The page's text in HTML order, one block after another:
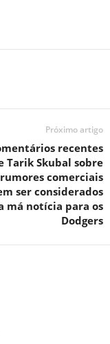
Próximo artigo
recentes
Tarik Skubal sobre
rumores comerciais
ser considerados
má notícia para os
Dodgers